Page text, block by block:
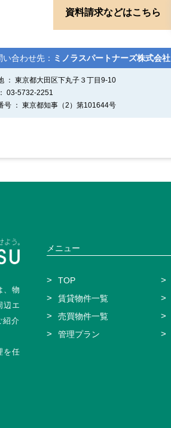
資料請求などはこちら
い合わせ先： ミノラスパートナーズ株式会社
： 東京都大田区下丸子３丁目9-10
03-5732-2251
号 ： 東京都知事（2）第101644号
、物
辺エ
紹介
を任
メニュー
TOP
賃貸物件一覧
売買物件一覧
管理プラン